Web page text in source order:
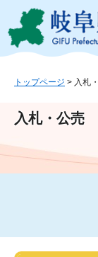
ジ
ュ
文
トップページ > 入札
入札・公売